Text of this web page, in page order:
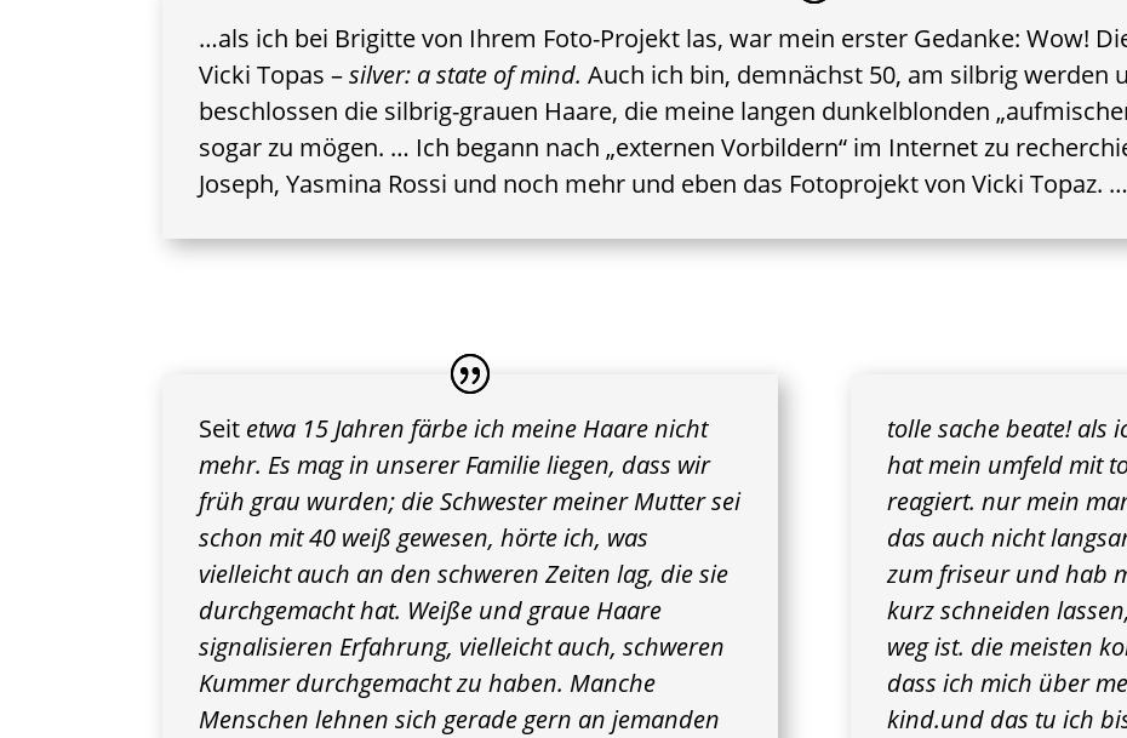
…als ich bei Brigittevon Ihrem Foto-Projekt las, war mein erster Gedanke: Wow!
Vicki Topas –silver: a state of mind. Auch ich bin, demnächst 50, am silbrig werden
beschlossen die silbrig-grauen Haare, die meine langen dunkelblonden
sogar zu mögen. … Ich begann nach „externen Vorbildern“ im Internet zu
Joseph, Yasmina Rossi und noch mehr und eben das Fotoprojekt von Vicki Topaz. …
Seit etwa 15 Jahren färbe ich meine Haare nicht
mehr. Es mag in unserer Familie liegen, dass wir
früh grau wurden; die Schwester meiner Mutter sei
schon mit 40 weiß gewesen, hörte ich, was
vielleicht auch an den schweren Zeiten lag, die sie
durchgemacht hat. Weiße und graue Haare
signalisieren Erfahrung, vielleicht auch, schweren
Kummer durchgemacht zu haben. Manche
Menschen lehnen sich gerade gern an jemanden
tolle sache beate! als
hat mein umfeld mit
reagiert. nur mein
das auch nicht
zum friseur und hab
kurz schneiden
weg ist. die meisten
dass ich mich über
kind.und das tu ich